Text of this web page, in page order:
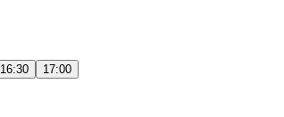
16:30 17:00